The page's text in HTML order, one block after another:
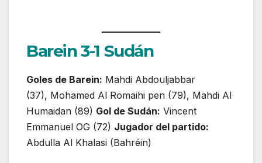
Barein 3-1 Sudán
Goles de Barein: Mahdi Abdouljabbar
(37), Mohamed Al Romaihi pen (79), Mahdi Al
Humaidan (89) Gol de Sudán: Vincent
Emmanuel OG (72) Jugador del partido:
Abdulla Al Khalasi (Bahréin)